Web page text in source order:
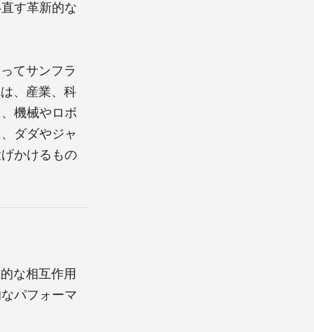
す革新的な
てサンフラ
、産業、科
機械やロボ
ダダやジャ
かけるもの
な相互作用
パフォーマ